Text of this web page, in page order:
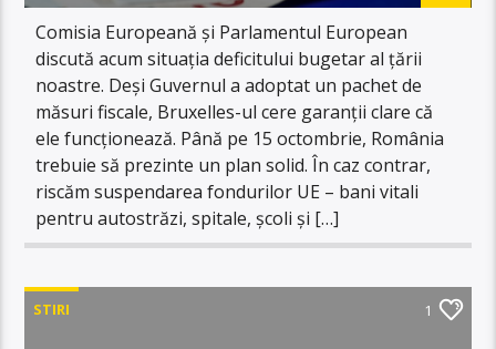
Comisia Europeană și Parlamentul European
discută acum situația deficitului bugetar al țării
noastre. Deși Guvernul a adoptat un pachet de
măsuri fiscale, Bruxelles-ul cere garanții clare că
ele funcționează. Până pe 15 octombrie, România
trebuie să prezinte un plan solid. În caz contrar,
riscăm suspendarea fondurilor UE – bani vitali
pentru autostrăzi, spitale, școli și […]
STIRI 1